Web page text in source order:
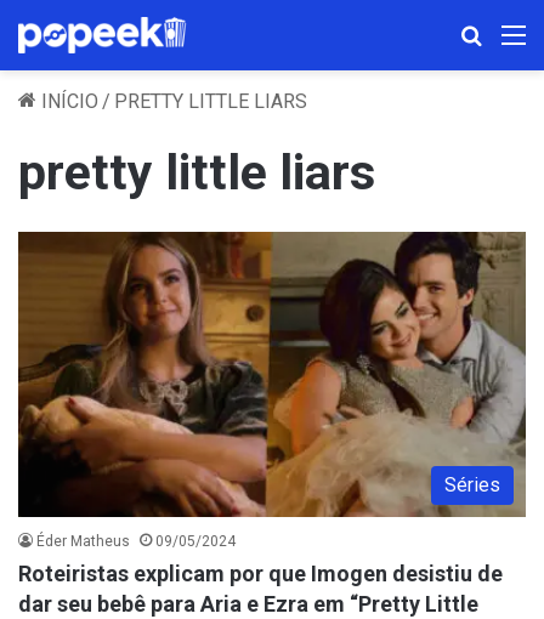
INÍCIO / PRETTY LITTLE LIARS
pretty little liars
Séries
Éder Matheus 09/05/2024
Roteiristas explicam por que Imogen desistiu de
dar seu bebê para Aria e Ezra em “Pretty Little